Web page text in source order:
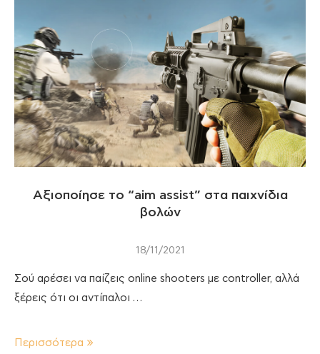
Αξιοποίησε το “aim assist” στα παιχνίδια
βολών
18/11/2021
Σού αρέσει να παίζεις online shooters με controller, αλλά
ξέρεις ότι οι αντίπαλοι …
Περισσότερα